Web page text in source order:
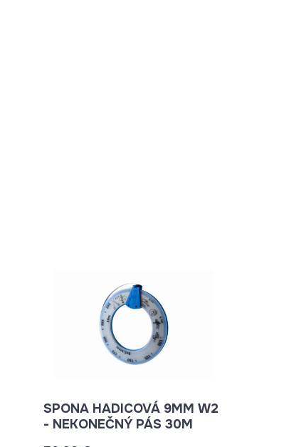
SPONA HADICOVÁ 9MM W2
- NEKONEČNÝ PÁS 30M